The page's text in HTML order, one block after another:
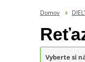
Domov
Vyberte si